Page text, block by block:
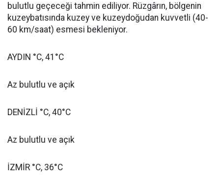
bulutlu geçeceği tahmin ediliyor. Rüzgârın, bölgenin
kuzeybatısında kuzey ve kuzeydoğudan kuvvetli (40-
60 km/saat) esmesi bekleniyor.
AYDIN °C, 41°C
Az bulutlu ve açık
DENİZLİ °C, 40°C
Az bulutlu ve açık
İZMİR °C, 36°C